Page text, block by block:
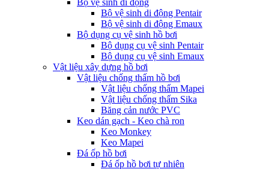
Bộ vệ sinh di động
Bộ vệ sinh di động Pentair
Bộ vệ sinh di động Emaux
Bộ dụng cụ vệ sinh hồ bơi
Bộ dụng cụ vệ sinh Pentair
Bộ dụng cụ vệ sinh Emaux
Vật liệu xây dựng hồ bơi
Vật liệu chống thấm hồ bơi
Vật liệu chống thấm Mapei
Vật liệu chống thấm Sika
Băng cản nước PVC
Keo dán gạch - Keo chà ron
Keo Monkey
Keo Mapei
Đá ốp hồ bơi
Đá ốp hồ bơi tự nhiên